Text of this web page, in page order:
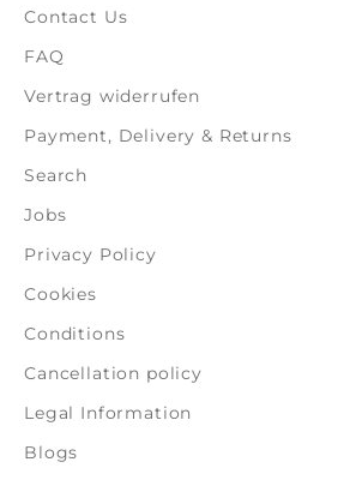
Contact Us
FAQ
Vertrag widerrufen
Payment, Delivery & Returns
Search
Jobs
Privacy Policy
Cookies
Conditions
Cancellation policy
Legal Information
Blogs